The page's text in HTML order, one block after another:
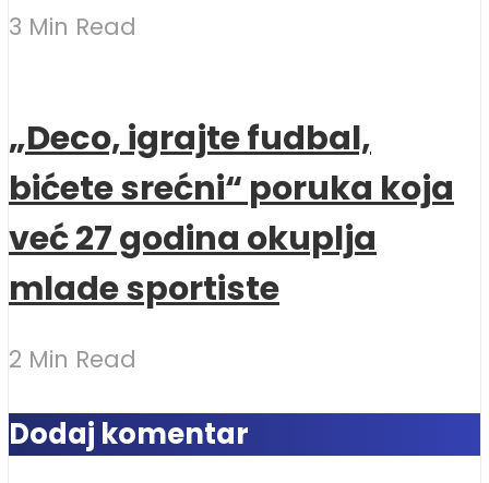
3 Min Read
„Deco, igrajte fudbal,
bićete srećni“ poruka koja
već 27 godina okuplja
mlade sportiste
2 Min Read
Dodaj komentar